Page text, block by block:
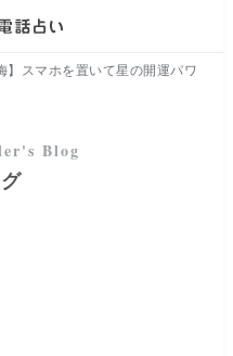
】スマホを置いて星の開運パワ